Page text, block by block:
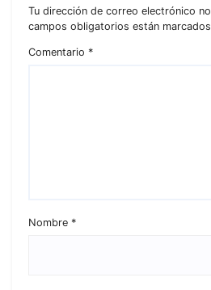
Tu dirección de correo electrónico
campos obligatorios están
Comentario *
Nombre *